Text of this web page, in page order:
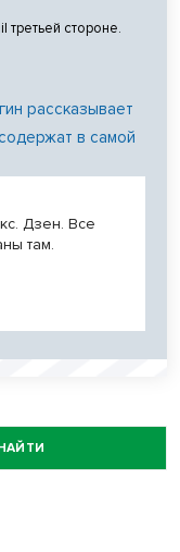
третьей стороне.
рассказывает
в самой
Дзен. Все
там.